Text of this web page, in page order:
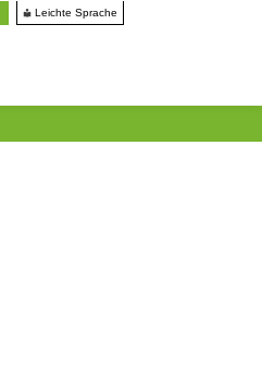
Leichte Sprache